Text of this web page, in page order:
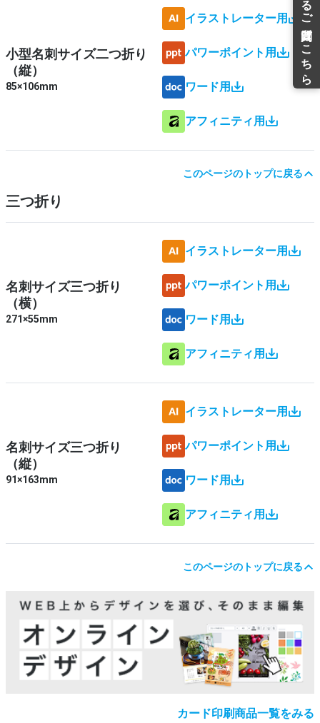
小型名刺サイズ二つ折り
（縦）
85×106mm
イラストレーター用
パワーポイント用
ワード用
アフィニティ用
このページのトップに戻る
三つ折り
名刺サイズ三つ折り
（横）
271×55mm
イラストレーター用
パワーポイント用
ワード用
アフィニティ用
名刺サイズ三つ折り
（縦）
91×163mm
イラストレーター用
パワーポイント用
ワード用
アフィニティ用
このページのトップに戻る
カード印刷商品一覧をみる